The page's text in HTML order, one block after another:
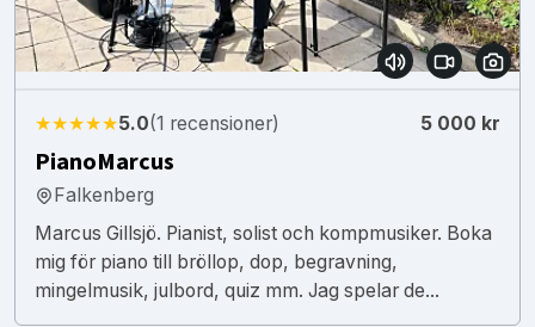
★★★★★5.0(1 recensioner) 5 000 kr
PianoMarcus
Falkenberg
Marcus Gillsjö. Pianist, solist och kompmusiker. Boka
mig för piano till bröllop, dop, begravning,
mingelmusik, julbord, quiz mm. Jag spelar de...